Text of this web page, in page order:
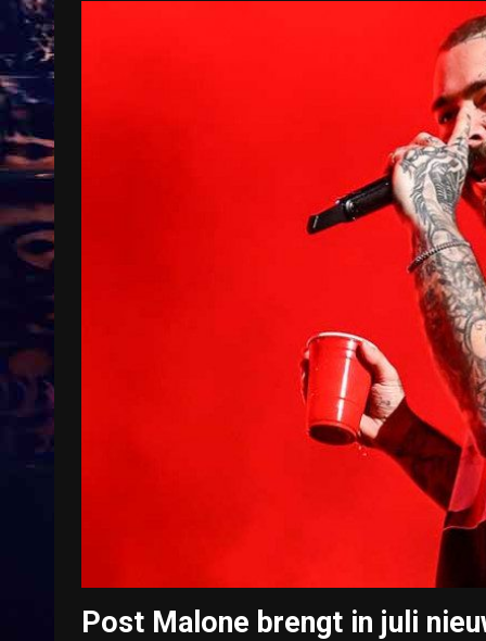
Post Malone brengt in juli
Treinkaartjes worden duurder,
abonnementen verdwijnen